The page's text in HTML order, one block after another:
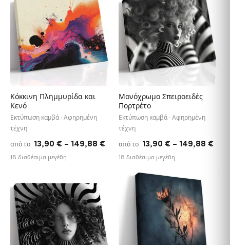
167,88 €
Κόκκινη Πλημμυρίδα και
Κενό
Εκτύπωση καμβά · Αφηρημένη
τέχνη
από το 13,90 € – 149,88 € Price
range:
through
149,88 €
18 διαθέσιμα μεγέθη
Μονόχρωμο Σπειροειδές
Πορτρέτο
Εκτύπωση καμβά · Αφηρημένη
τέχνη
από το 13,90 € – 149,88 €
18 διαθέσιμα μεγέθη
♡ ♡